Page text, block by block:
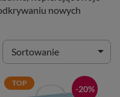
nowych
Sortowanie 
TOP
-20%